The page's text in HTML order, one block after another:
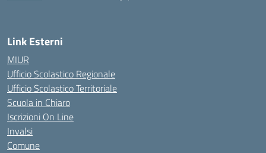
Link Esterni
MIUR
Ufficio Scolastico Regionale
Ufficio Scolastico Territoriale
Scuola in Chiaro
Iscrizioni On Line
Invalsi
Comune